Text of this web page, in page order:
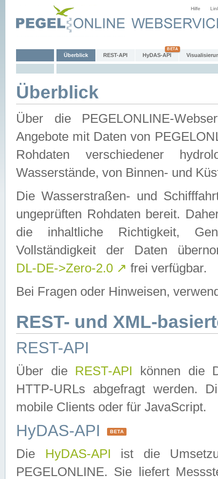
Hilfe
Überblick REST-API HyDAS-API
Überblick
Über die PEGELONLINE-
Angebote mit Daten von
Rohdaten verschiedener
Wasserstände, von Binnen- und
Die Wasserstraßen- und
ungeprüften Rohdaten bereit.
die inhaltliche Richtigkeit,
Vollständigkeit der Daten
DL-DE->Zero-2.0 ↗ frei verfügbar.
Bei Fragen oder Hinweisen,
REST- und XML-
REST-API
Über die REST-API können die
HTTP-URLs abgefragt werden.
mobile Clients oder für JavaScript.
HyDAS-API BETA
Die HyDAS-API ist die
PEGELONLINE. Sie liefert